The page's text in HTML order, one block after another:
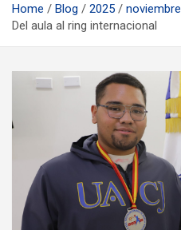
Home Blog 2025 noviembre
Del aula al ring internacional